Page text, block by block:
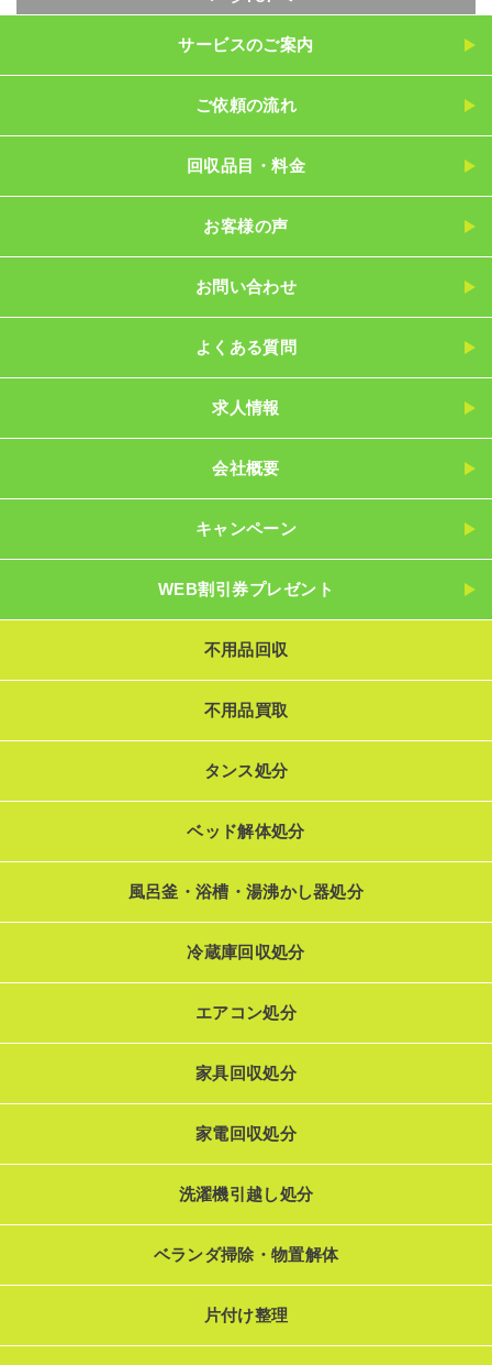
サービスのご案内
ご依頼の流れ
回収品目・料金
お客様の声
お問い合わせ
よくある質問
求人情報
会社概要
キャンペーン
WEB割引券プレゼント
不用品回収
不用品買取
タンス処分
ベッド解体処分
風呂釜・浴槽・湯沸かし器処分
冷蔵庫回収処分
エアコン処分
家具回収処分
家電回収処分
洗濯機引越し処分
ベランダ掃除・物置解体
片付け整理